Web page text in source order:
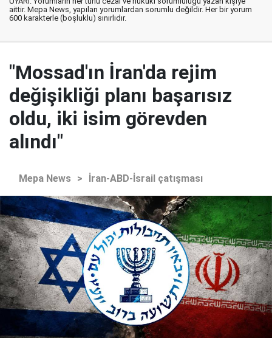
aittir. Mepa News, yapılan yorumlardan sorumlu değildir. Her bir yorum
600 karakterle (boşluklu) sınırlıdır.
"Mossad'ın İran'da rejim
değişikliği planı başarısız
oldu, iki isim görevden
alındı"
Mepa News > İran-ABD-İsrail çatışması